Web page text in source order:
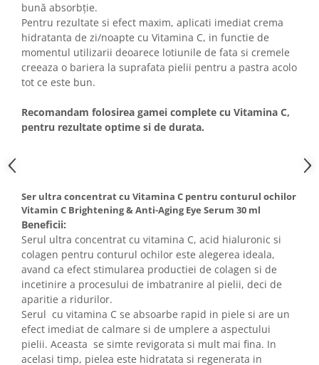
bună absorbție.
Pentru rezultate si efect maxim, aplicati imediat crema
hidratanta de zi/noapte cu Vitamina C, in functie de
momentul utilizarii deoarece lotiunile de fata si cremele
creeaza o bariera la suprafata pielii pentru a pastra acolo
tot ce este bun.
Recomandam folosirea gamei complete cu Vitamina C,
pentru rezultate optime si de durata.
Ser ultra concentrat cu Vitamina C pentru conturul ochilor
Vitamin C Brightening & Anti-Aging Eye Serum 30 ml
Beneficii:
Serul ultra concentrat cu vitamina C, acid hialuronic si
colagen pentru conturul ochilor este alegerea ideala,
avand ca efect stimularea productiei de colagen si de
incetinire a procesului de imbatranire al pielii, deci de
aparitie a ridurilor.
Serul cu vitamina C se absoarbe rapid in piele si are un
efect imediat de calmare si de umplere a aspectului
pielii. Aceasta se simte revigorata si mult mai fina. In
acelasi timp, pielea este hidratata si regenerata in